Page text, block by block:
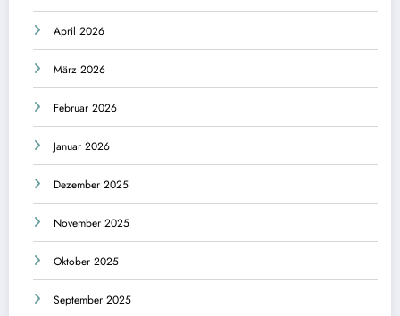
April 2026
März 2026
Februar 2026
Januar 2026
Dezember 2025
November 2025
Oktober 2025
September 2025